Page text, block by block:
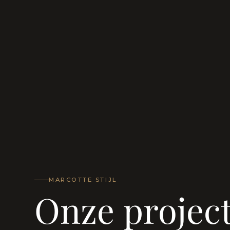
MARCOTTE STIJL
Onze